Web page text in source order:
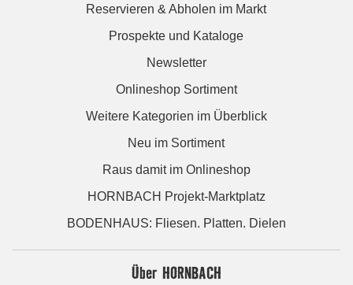
Reservieren & Abholen im Markt
Prospekte und Kataloge
Newsletter
Onlineshop Sortiment
Weitere Kategorien im Überblick
Neu im Sortiment
Raus damit im Onlineshop
HORNBACH Projekt-Marktplatz
BODENHAUS: Fliesen. Platten. Dielen
Über HORNBACH